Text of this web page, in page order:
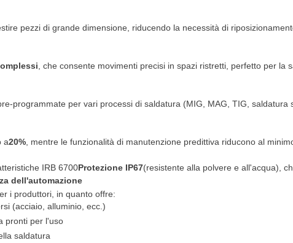
pezzi di grande dimensione, riducendo la necessità di
, che consente movimenti precisi in spazi ristretti, perfetto per
programmate per vari processi di saldatura (MIG, MAG, TIG, saldatura
a20% , mentre le funzionalità di manutenzione predittiva riducono al
IRB 6700Protezione IP67(resistente alla polvere e all'acqua),
dell'automazione
i produttori, in quanto offre:
(acciaio, alluminio, ecc.)
pronti per l'uso
saldatura